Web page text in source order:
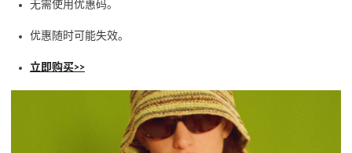
无需使用优惠码。
优惠随时可能失效。
立即购买>>